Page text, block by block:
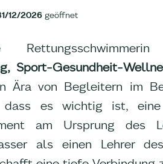
12/2026 geöffnet
Sport-Gesundheit-
Ära von Begleitern im
dass es wichtig ist,
am Ursprung des
als einen Lehrer